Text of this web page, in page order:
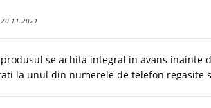
20.11.2021
se achita integral in avans inainte
la unul din numerele de telefon regasite